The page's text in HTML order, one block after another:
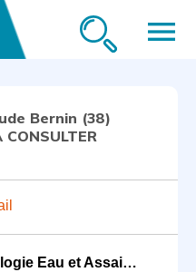
menu
Bernin (38)
Chargé d'études en métrologie Eau et Assainissement (H/F)